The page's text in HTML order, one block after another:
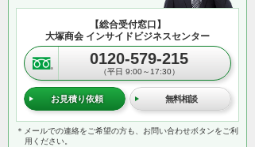
【総合受付窓口】
大塚商会 インサイドビジネスセンター
0120-579-215
（平日 9:00～17:30）
お見積り依頼 無料相談
＊メールでの連絡をご希望の方も、お問い合わせボタンをご利
用ください。